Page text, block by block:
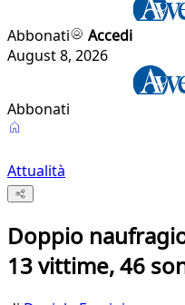
Abbonati
Accedi
August 8, 2026
Abbonati
Attualità
Doppio
13 vittime, 46